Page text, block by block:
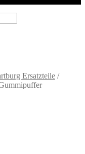
Ersatzteile /